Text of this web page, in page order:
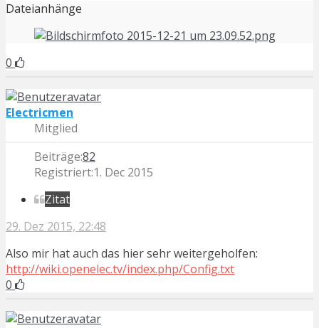
Dateianhänge
0
Electricmen
Mitglied
Beiträge:82
Registriert:1. Dec 2015
Zitat
29. Dez 2015, 22:48
Also mir hat auch das hier sehr weitergeholfen:
http://wiki.openelec.tv/index.php/Config.txt
0